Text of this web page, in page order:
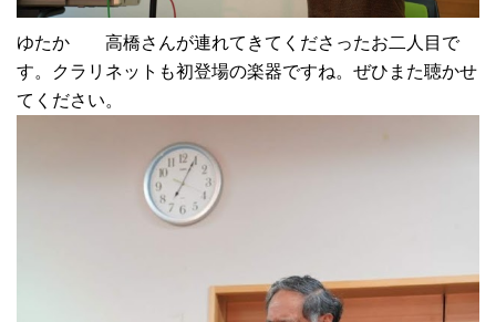
ゆたか 高橋さんが連れてきてくださったお二人目で
す。クラリネットも初登場の楽器ですね。ぜひまた聴かせ
てください。